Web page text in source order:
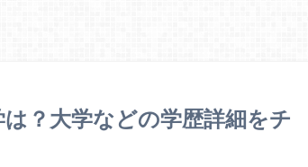
？大学などの学歴詳細をチ